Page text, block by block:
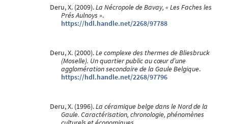
Deru, X. (2009).La Nécropole de Bavay, « Les Faches les
Prés Aulnoys ».
https://hdl.handle.net/2268/97788
Deru, X. (2000).Le complexe des thermes de Bliesbruck
(Moselle). Un quartier public au cœur d’une
agglomération secondaire de la Gaule Belgique.
https://hdl.handle.net/2268/97796
Deru, X. (1996).La céramique belge dans le Nord de la
Gaule. Caractérisation, chronologie, phénomènes